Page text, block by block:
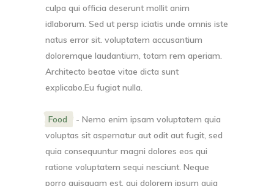
culpa qui officia deserunt mollit anim
idlaborum. Sed ut persp iciatis unde omnis iste
natus error sit. voluptatem accusantium
doloremque laudantium, totam rem aperiam.
Architecto beatae vitae dicta sunt
explicabo.Eu fugiat nulla.
Food
- Nemo enim ipsam voluptatem quia
voluptas sit aspernatur aut odit aut fugit, sed
quia consequuntur magni dolores eos qui
ratione voluptatem sequi nesciunt. Neque
porro quisquam est, qui dolorem ipsum quia